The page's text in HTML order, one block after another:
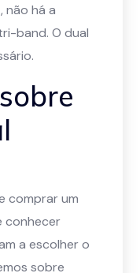
não há a
band. O dual
comprar um
conhecer
a escolher o
sobre